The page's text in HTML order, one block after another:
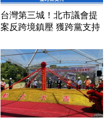
台灣第三城！北市議會提
案反跨境鎮壓 獲跨黨支持